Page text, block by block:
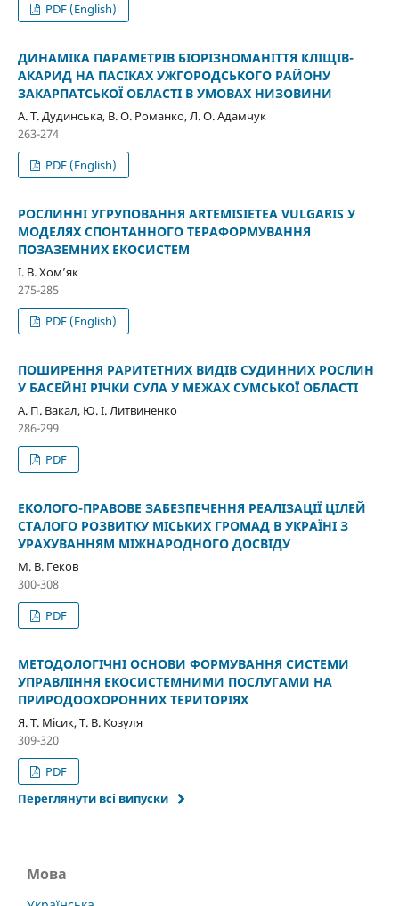
PDF (English)
ДИНАМІКА ПАРАМЕТРІВ БІОРІЗНОМАНІТТЯ КЛІЩІВ-
АКАРИД НА ПАСІКАХ УЖГОРОДСЬКОГО РАЙОНУ
ЗАКАРПАТСЬКОЇ ОБЛАСТІ В УМОВАХ НИЗОВИНИ
А. Т. Дудинська, В. О. Романко, Л. О. Адамчук
263-274
PDF (English)
РОСЛИННІ УГРУПОВАННЯ ARTEMISIETEA VULGARIS У
МОДЕЛЯХ СПОНТАННОГО ТЕРАФОРМУВАННЯ
ПОЗАЗЕМНИХ ЕКОСИСТЕМ
І. В. Хом’як
275-285
PDF (English)
ПОШИРЕННЯ РАРИТЕТНИХ ВИДІВ СУДИННИХ РОСЛИН
У БАСЕЙНІ РІЧКИ СУЛА У МЕЖАХ СУМСЬКОЇ ОБЛАСТІ
А. П. Вакал, Ю. І. Литвиненко
286-299
PDF
ЕКОЛОГО-ПРАВОВЕ ЗАБЕЗПЕЧЕННЯ РЕАЛІЗАЦІЇ ЦІЛЕЙ
СТАЛОГО РОЗВИТКУ МІСЬКИХ ГРОМАД В УКРАЇНІ З
УРАХУВАННЯМ МІЖНАРОДНОГО ДОСВІДУ
М. В. Геков
300-308
PDF
МЕТОДОЛОГІЧНІ ОСНОВИ ФОРМУВАННЯ СИСТЕМИ
УПРАВЛІННЯ ЕКОСИСТЕМНИМИ ПОСЛУГАМИ НА
ПРИРОДООХОРОННИХ ТЕРИТОРІЯХ
Я. Т. Місик, Т. В. Козуля
309-320
PDF
Переглянути всі випуски
Мова